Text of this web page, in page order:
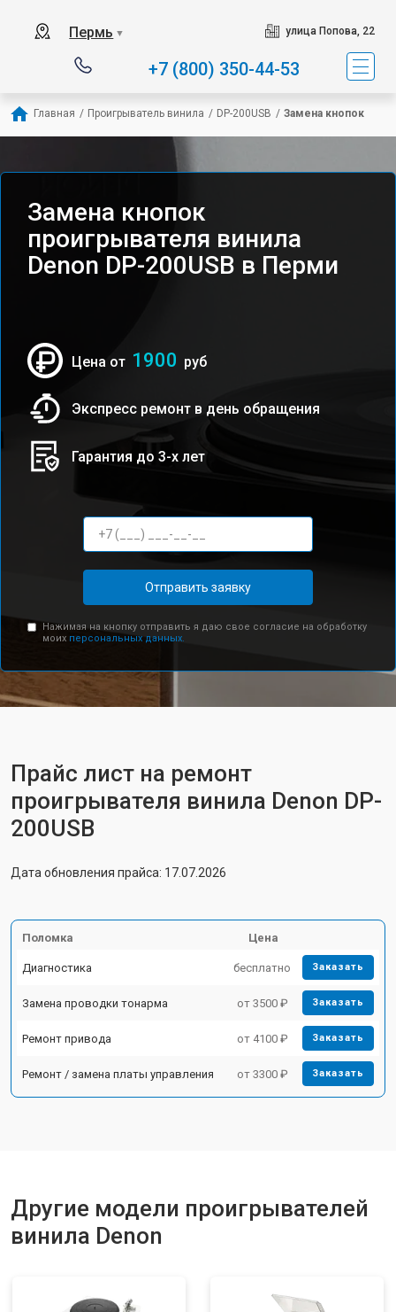
Пермь ▼ улица Попова, 22
+7 (800) 350-44-53
Главная / Проигрыватель винила / DP-200USB / Замена кнопок
Замена кнопок
проигрывателя винила
Denon DP-200USB в Перми
Цена от 1900 руб
Экспресс ремонт в день обращения
Гарантия до 3-х лет
Отправить заявку
Нажимая на кнопку отправить я даю свое согласие на обработку
моих персональных данных.
Прайс лист на ремонт
проигрывателя винила Denon DP-
200USB
Дата обновления прайса: 17.07.2026
Поломка Цена
Диагностика бесплатно Заказать
Замена проводки тонарма от 3500 ₽ Заказать
Ремонт привода от 4100 ₽ Заказать
Ремонт / замена платы управления от 3300 ₽ Заказать
Другие модели проигрывателей
винила Denon